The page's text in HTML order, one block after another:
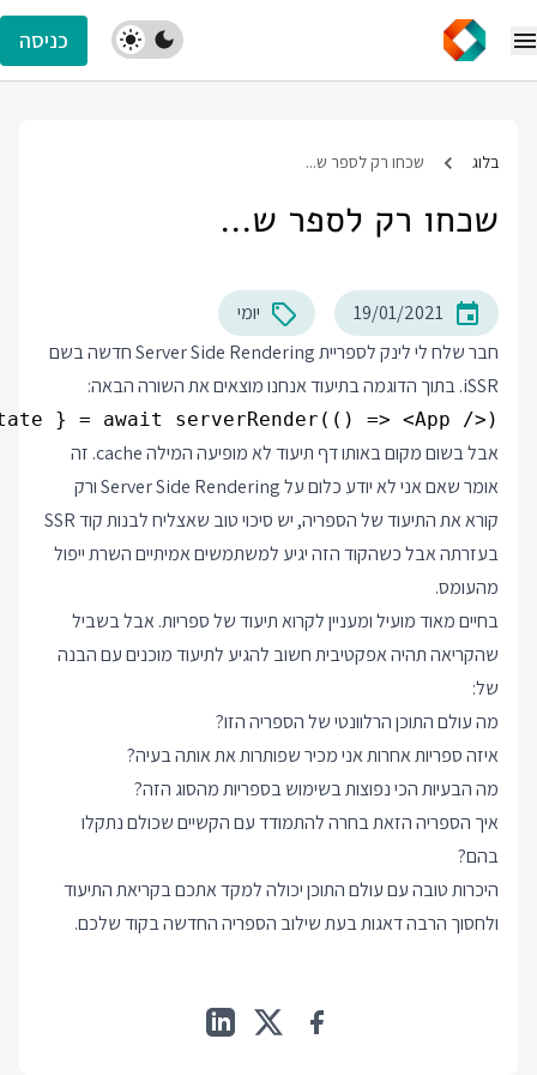
כניסה
בלוג שכחו רק לספר ש...
שכחו רק לספר ש...
19/01/2021
יומי
חבר שלח לי לינק לספריית Server Side Rendering חדשה בשם
iSSR. בתוך הדוגמה בתיעוד אנחנו מוצאים את השורה הבאה:
} = await serverRender(() => <App />);
אבל בשום מקום באותו דף תיעוד לא מופיעה המילה cache. זה
אומר שאם אני לא יודע כלום על Server Side Rendering ורק
קורא את התיעוד של הספריה, יש סיכוי טוב שאצליח לבנות קוד SSR
בעזרתה אבל כשהקוד הזה יגיע למשתמשים אמיתיים השרת ייפול
מהעומס.
בחיים מאוד מועיל ומעניין לקרוא תיעוד של ספריות. אבל בשביל
שהקריאה תהיה אפקטיבית חשוב להגיע לתיעוד מוכנים עם הבנה
של:
מה עולם התוכן הרלוונטי של הספריה הזו?
איזה ספריות אחרות אני מכיר שפותרות את אותה בעיה?
מה הבעיות הכי נפוצות בשימוש בספריות מהסוג הזה?
איך הספריה הזאת בחרה להתמודד עם הקשיים שכולם נתקלו
בהם?
היכרות טובה עם עולם התוכן יכולה למקד אתכם בקריאת התיעוד
ולחסוך הרבה דאגות בעת שילוב הספריה החדשה בקוד שלכם.